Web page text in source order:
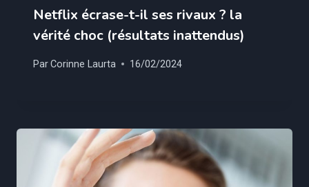
Netflix écrase-t-il ses rivaux ? la
vérité choc (résultats inattendus)
ParCorinne Laurta 16/02/2024